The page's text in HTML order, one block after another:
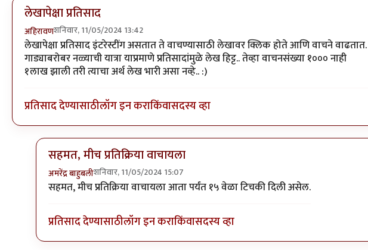
लेखापेक्षा प्रतिसाद
अहिरावणशनिवार, 11/05/2024 13:42
In reply toआवडतं नाहीतbyश्रीकृष्ण सामंत
लेखापेक्षा प्रतिसाद इंटरेस्टींग असतात ते वाचण्यासाठी लेखावर क्लिक होते आणि वाचने वाढतात.
गाड्याबरोबर नळ्याची यात्रा याप्रमाणे प्रतिसादांमुळे लेख हिट्ट.. तेव्हा वाचनसंख्या १००० नाही
१लाख झाली तरी त्याचा अर्थ लेख भारी असा नव्हे.. :)
प्रतिसाद देण्यासाठीलॉग इन कराकिंवासदस्य व्हा
सहमत, मीच प्रतिक्रिया वाचायला
अमरेंद्र बाहुबलीशनिवार, 11/05/2024 15:07
In reply toलेखापेक्षा प्रतिसादbyअहिरावण
सहमत, मीच प्रतिक्रिया वाचायला आता पर्यंत १५ वेळा टिचकी दिली असेल.
प्रतिसाद देण्यासाठीलॉग इन कराकिंवासदस्य व्हा